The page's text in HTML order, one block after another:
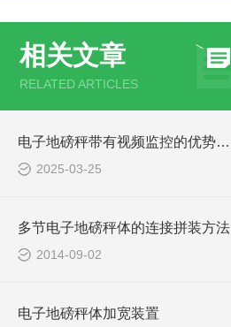
相关文章
RELATED ARTICLES
电子地磅秤带有视频监控的优势和重要性
2025-03-25
多节电子地磅秤体的连接拼装方法
2014-09-02
电子地磅秤体加宽装置